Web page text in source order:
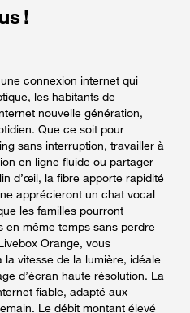
!
connexion internet qui
les habitants de
nouvelle génération,
Que ce soit pour
sans interruption, travailler à
en ligne fluide ou partager
d’œil, la fibre apporte rapidité
apprécieront un chat vocal
les familles pourront
en même temps sans perdre
Orange, vous
la vitesse de la lumière, idéale
d’écran haute résolution. La
fiable, adapté aux
Le débit montant élevé